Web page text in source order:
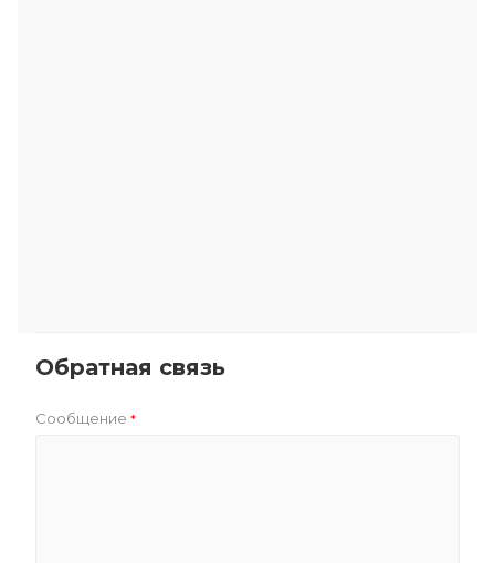
Обратная связь
Сообщение *